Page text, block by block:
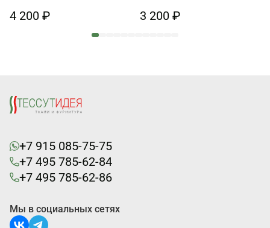
4 200 ₽ 3 200 ₽
+7 915 085-75-75
+7 495 785-62-84
+7 495 785-62-86
Мы в социальных сетях